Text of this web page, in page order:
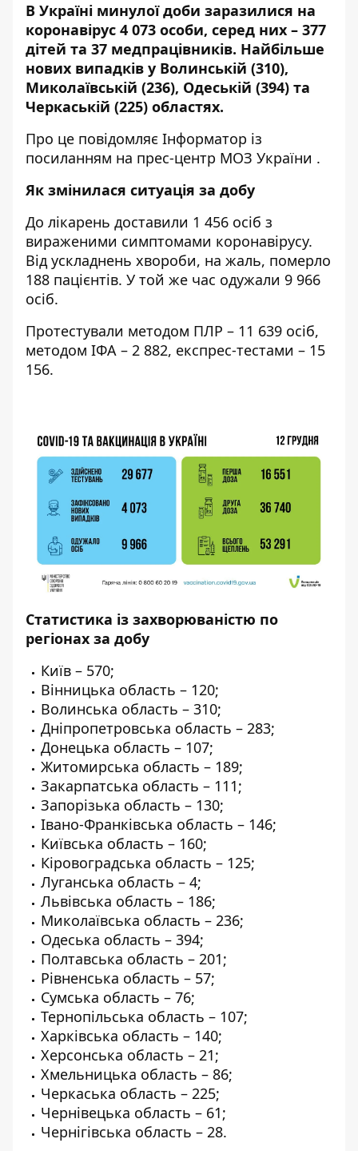
В Україні минулої доби заразилися на
коронавірус 4 073 особи, серед них – 377
дітей та 37 медпрацівників. Найбільше
нових випадків у Волинській (310),
Миколаївській (236), Одеській (394) та
Черкаській (225) областях.
Про це повідомляє Інформатор із
посиланням на прес-центр МОЗ України .
Як змінилася ситуація за добу
До лікарень доставили 1 456 осіб з
вираженими симптомами коронавірусу.
Від ускладнень хвороби, на жаль, померло
188 пацієнтів. У той же час одужали 9 966
осіб.
Протестували методом ПЛР – 11 639 осіб,
методом ІФА – 2 882, експрес-тестами – 15
156.
Статистика із захворюваністю по
регіонах за добу
Київ – 570;
Вінницька область – 120;
Волинська область – 310;
Дніпропетровська область – 283;
Донецька область – 107;
Житомирська область – 189;
Закарпатська область – 111;
Запорізька область – 130;
Івано-Франківська область – 146;
Київська область – 160;
Кіровоградська область – 125;
Луганська область – 4;
Львівська область – 186;
Миколаївська область – 236;
Одеська область – 394;
Полтавська область – 201;
Рівненська область – 57;
Сумська область – 76;
Тернопільська область – 107;
Харківська область – 140;
Херсонська область – 21;
Хмельницька область – 86;
Черкаська область – 225;
Чернівецька область – 61;
Чернігівська область – 28.